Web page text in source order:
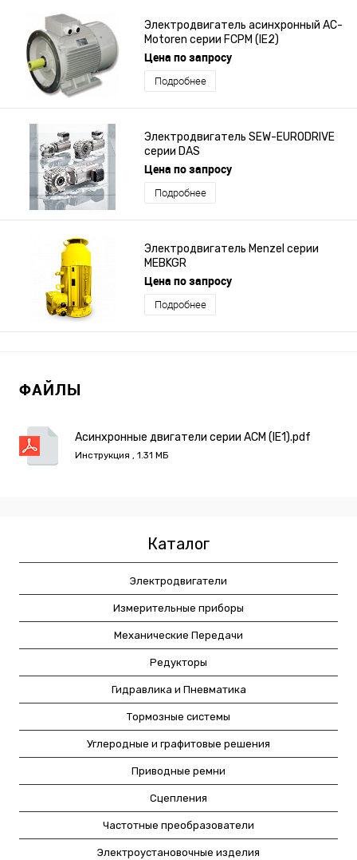
Электродвигатель асинхронный AC-
Motoren серии FCPM (IE2)
Цена по запросу
Подробнее
Электродвигатель SEW-EURODRIVE
серии DAS
Цена по запросу
Подробнее
Электродвигатель Menzel серии
MEBKGR
Цена по запросу
Подробнее
ФАЙЛЫ
Асинхронные двигатели серии ACM (IE1).pdf
Инструкция , 1.31 МБ
Каталог
Электродвигатели
Измерительные приборы
Механические Передачи
Редукторы
Гидравлика и Пневматика
Тормозные системы
Углеродные и графитовые решения
Приводные ремни
Сцепления
Частотные преобразователи
Электроустановочные изделия